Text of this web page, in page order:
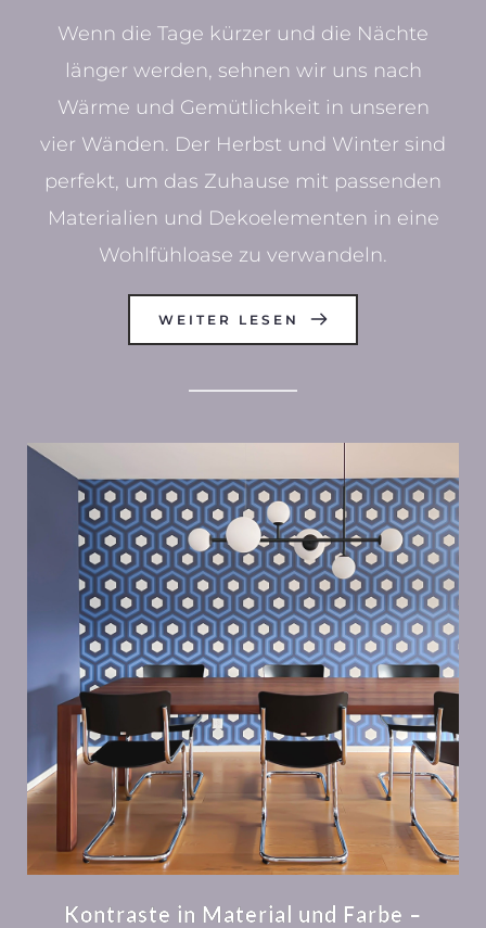
Wenn die Tage kürzer und die Nächte
länger werden, sehnen wir uns nach
Wärme und Gemütlichkeit in unseren
vier Wänden. Der Herbst und Winter sind
perfekt, um das Zuhause mit passenden
Materialien und Dekoelementen in eine
Wohlfühloase zu verwandeln.
WEITER LESEN
Kontraste in Material und Farbe –